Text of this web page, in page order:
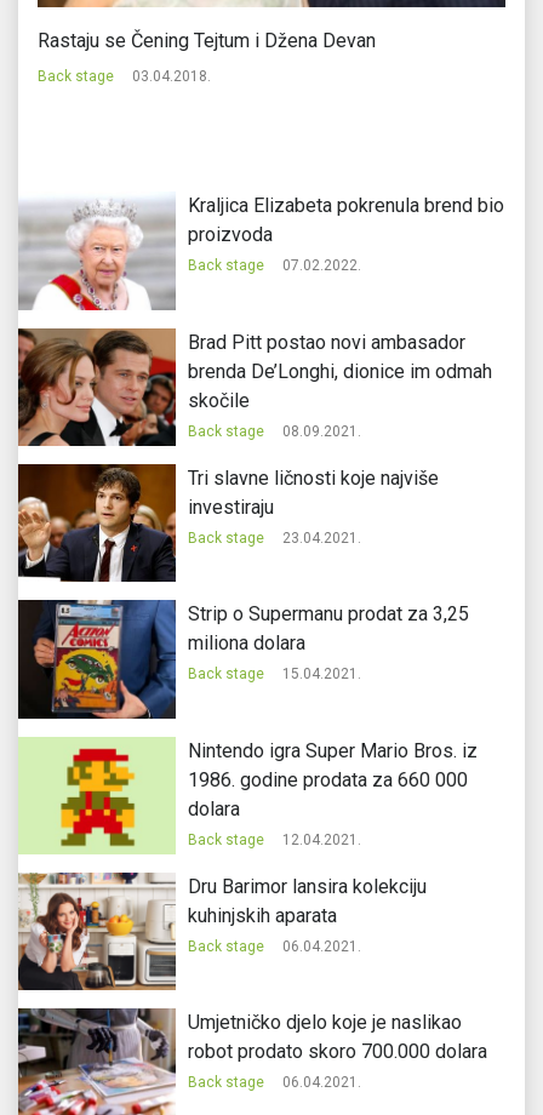
Rastaju se Čening Tejtum i Džena Devan
Back stage 03.04.2018.
Kraljica Elizabeta pokrenula brend bio
proizvoda
Back stage 07.02.2022.
Brad Pitt postao novi ambasador
brenda De’Longhi, dionice im odmah
skočile
Back stage 08.09.2021.
Tri slavne ličnosti koje najviše
investiraju
Back stage 23.04.2021.
Strip o Supermanu prodat za 3,25
miliona dolara
Back stage 15.04.2021.
Nintendo igra Super Mario Bros. iz
1986. godine prodata za 660 000
dolara
Back stage 12.04.2021.
Dru Barimor lansira kolekciju
kuhinjskih aparata
Back stage 06.04.2021.
Umjetničko djelo koje je naslikao
robot prodato skoro 700.000 dolara
Back stage 06.04.2021.